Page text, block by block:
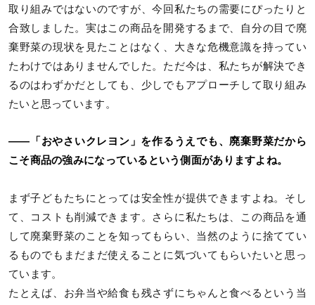
取り組みではないのですが、今回私たちの需要にぴったりと
合致しました。実はこの商品を開発するまで、自分の目で廃
棄野菜の現状を見たことはなく、大きな危機意識を持ってい
たわけではありませんでした。ただ今は、私たちが解決でき
るのはわずかだとしても、少しでもアプローチして取り組み
たいと思っています。
――「おやさいクレヨン」を作るうえでも、廃棄野菜だから
こそ商品の強みになっているという側面がありますよね。
まず子どもたちにとっては安全性が提供できますよね。そし
て、コストも削減できます。さらに私たちは、この商品を通
して廃棄野菜のことを知ってもらい、当然のように捨ててい
るものでもまだまだ使えることに気づいてもらいたいと思っ
ています。
たとえば、お弁当や給食も残さずにちゃんと食べるという当